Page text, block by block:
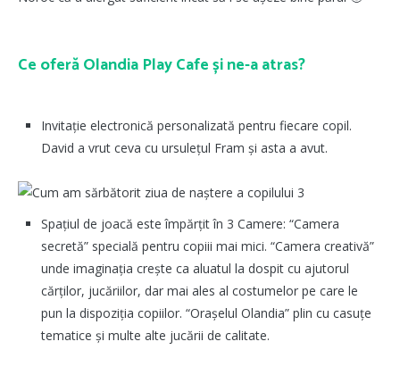
Ce oferă Olandia Play Cafe și ne-a atras?
Invitație electronică personalizată pentru fiecare copil.
David a vrut ceva cu ursulețul Fram și asta a avut.
Spațiul de joacă este împărțit în 3 Camere: “Camera
secretă” specială pentru copiii mai mici. “Camera creativă”
unde imaginația crește ca aluatul la dospit cu ajutorul
cărților, jucăriilor, dar mai ales al costumelor pe care le
pun la dispoziția copiilor. “Orașelul Olandia” plin cu casuțe
tematice și multe alte jucării de calitate.